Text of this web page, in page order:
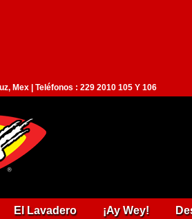
Mex | Teléfonos : 229 2010 105 Y 106
El Lavadero ¡Ay Wey!